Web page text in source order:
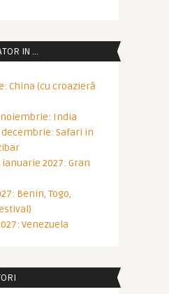
IN …
China (cu croazieră
India
Safari in
2027: Gran
Benin, Togo,
Venezuela